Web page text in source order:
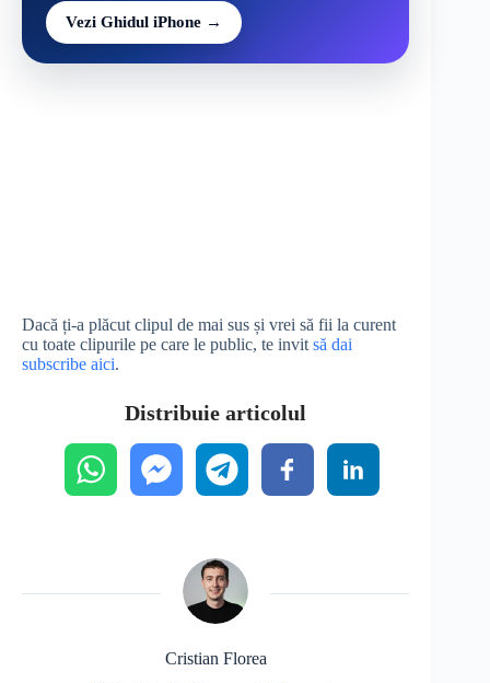
Vezi Ghidul iPhone →
Dacă ți-a plăcut clipul de mai sus și vrei să fii la curent
cu toate clipurile pe care le public, te invit să dai
subscribe aici.
Distribuie articolul
Cristian Florea